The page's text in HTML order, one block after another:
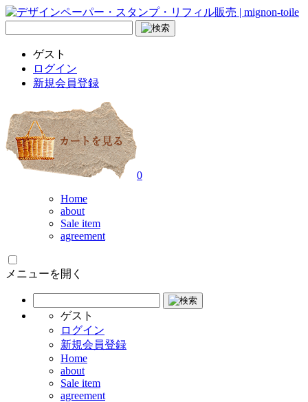
ゲスト
ログイン
新規会員登録
0
Home
about
Sale item
agreement
メニューを開く
ゲスト
ログイン
新規会員登録
Home
about
Sale item
agreement